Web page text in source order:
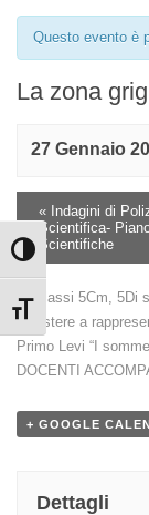
Attiva/disattiva alto
Attiva/disattiva
Questo evento è
La zona
27 Gennaio
« Indagini di
Scientifica-
Scientifiche
Le classi 5Cm, 5Di
assistere a
Primo Levi “I
DOCENTI
+ GOOGLE
Dettagli